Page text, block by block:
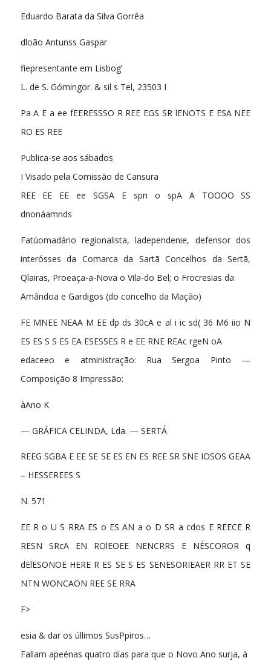
Eduardo Barata da Silva Gorrêa
dloão Antunss Gaspar
fiepresentante em Lisbog’
L. de S. Gómingor. & sil s Tel, 23503 I
Pa A E a ee fEERESSSO R REE EGS SR lENOTS E ESA NEE
RO ES REE
Publica-se aos sábados
I Visado pela Comissão de Cansura
REE EE EE ee SGSA E spn o spA A TOOOO SS
dnonáamnds
Fatúomadário regionalista, ladependenie, defensor dos
interósses da Comarca da Sartã Concelhos da Sertã,
Qlairas, Proeaça-a-Nova o Vila-do Bel; o Frocresias da
Amândoa e Gardigos (do concelho da Mação)
FE MNEE NEAA M EE dp ds 30cA e al i ic sd( 36 M6 iio N
ES ES S S ES EA ESESSES R e EE RNE REAc rgeN oA
edaceeo e atministração: Rua Sergoa Pinto —
Composição 8 Impressão:
àAno K
— GRÁFICA CELINDA, Lda. — SERTÁ
REEG SGBA E EE SE SE ES EN ES REE SR SNE IOSOS GEAA
– HESSEREES S
N. 571
EE R o U S RRA ES o ES AN a o D SR a cdos E REECE R
RESN SRcA EN ROlEOEE NENCRRS E NÉSCOROR q
dElESONOE HERE R ES SE S ES SENESORIEAER RR ET SE
NTN WONCAON REE SE RRA
F>
esia & dar os úllimos SusPpiros…
Fallam apeénas quatro dias para que o Novo Ano surja, à